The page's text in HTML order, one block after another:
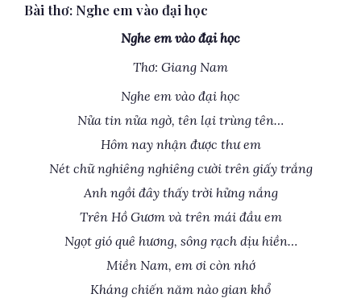
Bài thơ: Nghe em vào đại học
Nghe em vào đại học
Thơ: Giang Nam
Nghe em vào đại học
Nửa tin nửa ngờ, tên lại trùng tên…
Hôm nay nhận được thư em
Nét chữ nghiêng nghiêng cười trên giấy trắng
Anh ngồi đây thấy trời hửng nắng
Trên Hồ Gươm và trên mái đầu em
Ngọt gió quê hương, sông rạch dịu hiền…
Miền Nam, em ơi còn nhớ
Kháng chiến năm nào gian khổ